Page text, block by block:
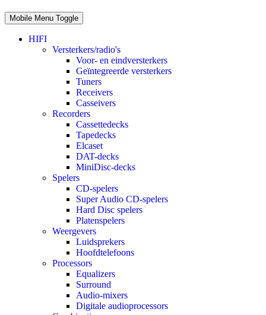
Mobile Menu Toggle
HIFI
Versterkers/radio's
Voor- en eindversterkers
Geïntegreerde versterkers
Tuners
Receivers
Casseivers
Recorders
Cassettedecks
Tapedecks
Elcaset
DAT-decks
MiniDisc-decks
Spelers
CD-spelers
Super Audio CD-spelers
Hard Disc spelers
Platenspelers
Weergevers
Luidsprekers
Hoofdtelefoons
Processors
Equalizers
Surround
Audio-mixers
Digitale audioprocessors